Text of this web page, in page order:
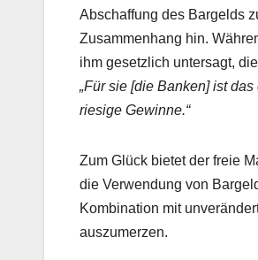
Abschaffung des Bargelds
Zusammenhang hin.
ihm gesetzlich untersagt,
„Für sie [die Banken] ist
riesige Gewinne.“
Zum Glück bietet der freie
die Verwendung von
Kombination mit
auszumerzen.